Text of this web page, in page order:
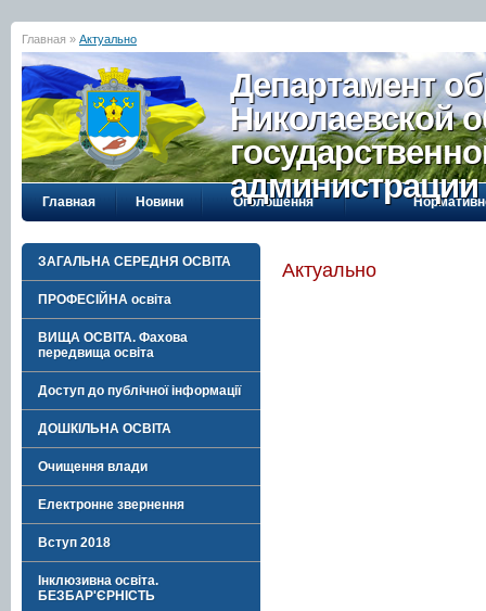
Главная » Актуально
Департамент
Николаевской
администрации
Главная Новини Оголошення
ЗАГАЛЬНА СЕРЕДНЯ ОСВІТА
ПРОФЕСІЙНА освіта
ВИЩА ОСВІТА. Фахова
передвища освіта
Доступ до публічної інформації
ДОШКІЛЬНА ОСВІТА
Очищення влади
Електронне звернення
Вступ 2018
Інклюзивна освіта.
БЕЗБАР'ЄРНІСТЬ
Актуально